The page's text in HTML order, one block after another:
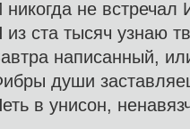
никогда не встречал
из ста тысяч узнаю
написанный,
души
в унисон,